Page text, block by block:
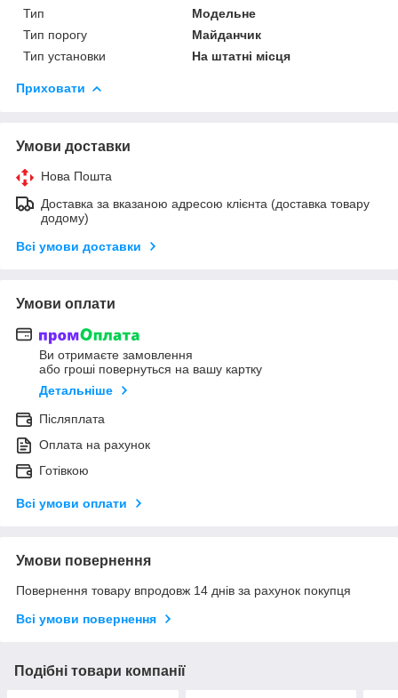
Тип
Модельне
Тип порогу
Майданчик
Тип установки
На штатні місця
Приховати
Умови доставки
Нова Пошта
Доставка за вказаною адресою клієнта (доставка товару
додому)
Всі умови доставки
Умови оплати
Ви отримаєте замовлення
або гроші повернуться на вашу картку
Детальніше
Післяплата
Оплата на рахунок
Готівкою
Всі умови оплати
Умови повернення
Повернення товару впродовж 14 днів за рахунок покупця
Всі умови повернення
Подібні товари компанії